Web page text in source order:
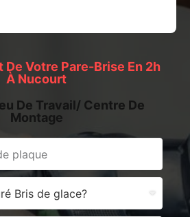
De Votre Pare-Brise En 2h
À Nucourt
De Travail/ Centre De
Montage